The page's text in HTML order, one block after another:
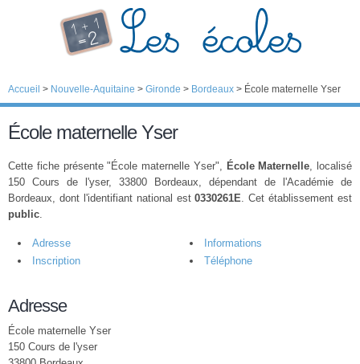
Accueil > Nouvelle-Aquitaine > Gironde > Bordeaux > École maternelle Yser
École maternelle Yser
Cette fiche présente "École maternelle Yser", École Maternelle, localisé
150 Cours de l'yser, 33800 Bordeaux, dépendant de l'Académie de
Bordeaux, dont l'identifiant national est0330261E. Cet établissement est
public.
Adresse
Informations
Inscription
Téléphone
Adresse
École maternelle Yser
150 Cours de l'yser